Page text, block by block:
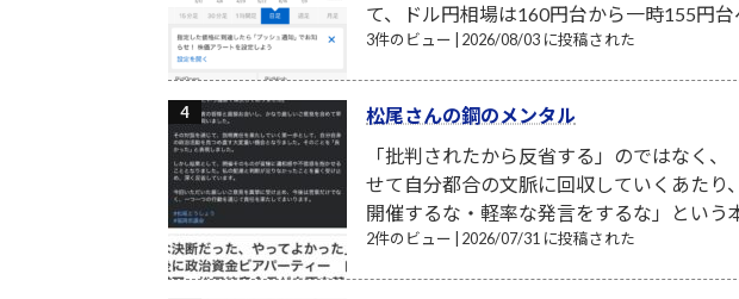
て、ドル円相場は160円台から一時155円台
3件のビュー 2026/08/03 に投稿された
松尾さんの鋼のメンタル
「批判されたから反省する」のではなく
せて自分都合の文脈に回収していくあたり
開催するな・軽率な発言をするな」という
2件のビュー 2026/07/31 に投稿された